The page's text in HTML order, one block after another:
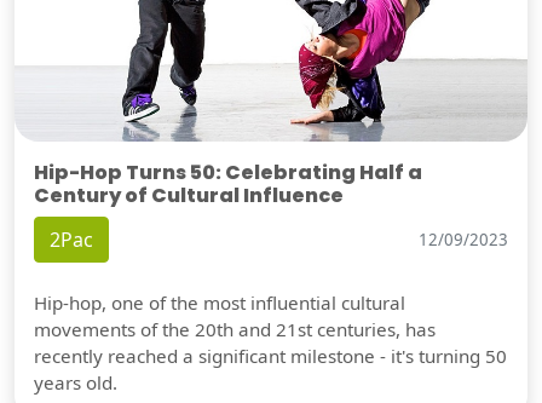
Hip-Hop Turns 50: Celebrating Half a
Century of Cultural Influence
2Pac 12/09/2023
Hip-hop, one of the most influential cultural
movements of the 20th and 21st centuries, has
recently reached a significant milestone - it's turning 50
years old.